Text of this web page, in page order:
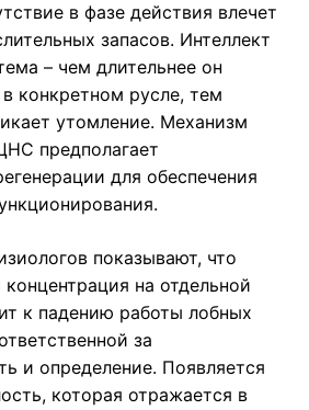
в фазе действия влечет
запасов. Интеллект
– чем длительнее он
конкретном русле, тем
утомление. Механизм
предполагает
для обеспечения
показывают, что
на отдельной
к падению работы лобных
за
и определение. Появляется
которая отражается в